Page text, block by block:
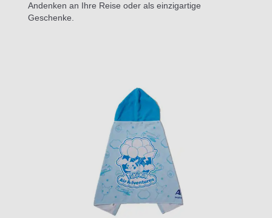
Andenken an Ihre Reise oder als einzigartige
Geschenke.